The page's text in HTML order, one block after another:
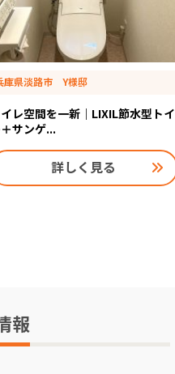
庫県淡路市 Y様邸
イレ空間を一新｜LIXIL節水型トイ
＋サンゲ...
詳しく見る
報